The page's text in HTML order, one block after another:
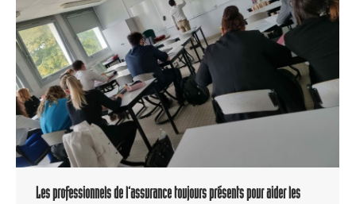
Les professionnels de l’assurance toujours présents pour aider les